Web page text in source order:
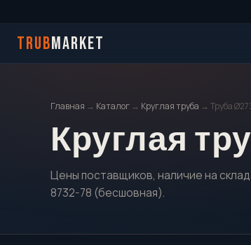
TRUBMARKET
Главная → Каталог → Круглая труба → Труба
Круглая
Цены поставщиков, наличие на
8732-78 (бесшовная).